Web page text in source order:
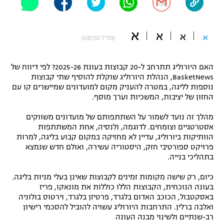
"מחצית בשכונה" – פודקאסט
תקנון משתתפים וזוכים בפרסים
תקנון עבור פעילות אלקטרה
תקנון עבור פעילות ספורט 1 – "מרלן"
טניס
גיימינג E-Sports
תנאי שימוש
מדיניות פרטיות
תקנון פעילות ספורט 1
כדורמים
פוטבול אמריקאי NFL
בייסבול MLB
ספורט אתגרי ואקסטרים
גיימינג E-Sports
א א א א (גודל טקסט)
האם היורוליג תתרחב ל-20 קבוצות בעונת 2025-26? לפי דיווח של
BasketNews, הנהלת היורוליג שוקלת להוסיף שתי קבוצות
נוספות לליגה, במטרה להעניק מקום למועדונים שמיישרים קו עם
החזון של יציבות, המשכיות וערך מוסף.
מהלך זה נועד לשמור על השתתפותם של מועדונים משווקים
אסטרטגיים וצומחים. לדוגמה, ולנסיה, אחת המשתתפות
הוותיקות ביורוליג, עדיין לא מחזיקה במקום קבוע בליגה, למרות
פרויקט ספורטיבי חזק, היסטוריה עשירה, ואולם חדש שנמצא
בתהליכי בנייה.
כיום, רק שישה מקומות זמינים לקבוצות שאינן בעלי מניות בליגה.
בעונה הנוכחית, הקבוצות הללו כוללות את מונאקו, פריז
באסקטבול, הכוכב האדום בלגרד, פרטיזן בלגרד, וירטוס בולוניה
ואלבה ברלין. התרחבות היורוליג עשויה להוביל להסכמי רישיון
רב-שנתיים ולשינוי מבנה העונה